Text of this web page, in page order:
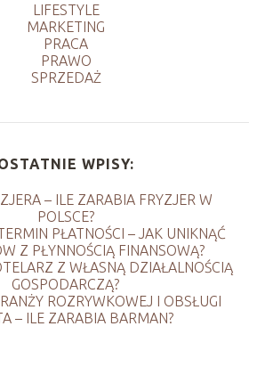
LIFESTYLE
MARKETING
PRACA
PRAWO
SPRZEDAŻ
WPISY:
– ILE ZARABIA FRYZJER W
POLSCE?
PŁATNOŚCI – JAK UNIKNĄĆ
Z PŁYNNOŚCIĄ FINANSOWĄ?
Z WŁASNĄ DZIAŁALNOŚCIĄ
GOSPODARCZĄ?
ROZRYWKOWEJ I OBSŁUGI
– ILE ZARABIA BARMAN?